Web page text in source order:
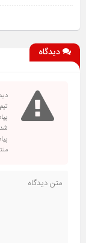
دیدگاه